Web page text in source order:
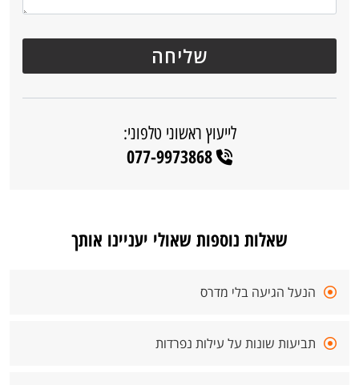
לייעוץ ראשוני טלפוני:
077-9973868
שאלות נוספות שאולי יעניינו אותך
הנעל הגיעה בלי מדרס
תביעות שונות על עילות נפרדות